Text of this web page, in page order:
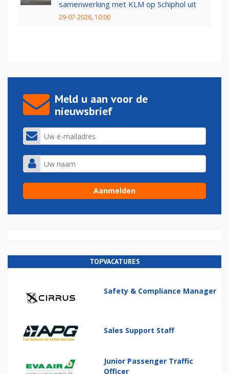
samenwerking met KLM op Schiphol uit
29-07-2026, 10:00
Meld u aan voor de
nieuwsbrief
TOPVACATURES
Safety & Compliance Manager
Sales Support Staff
Junior Passenger Traffic
Officer